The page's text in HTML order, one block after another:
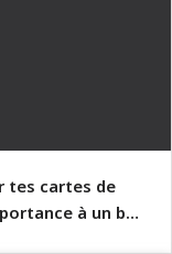
tes cartes de
à un bon